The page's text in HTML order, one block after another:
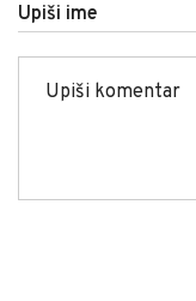
Upiši ime